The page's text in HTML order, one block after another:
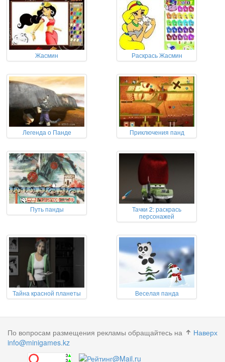
Жасмин Раскрась Жасмин
Легенда о Панде Приключения панд
Путь панды
Тачки 2: раскрась
персонажей
Тайна красной планеты Веселая панда
Наверх
По вопросам размещения рекламы обращайтесь на
info@minigames.kz